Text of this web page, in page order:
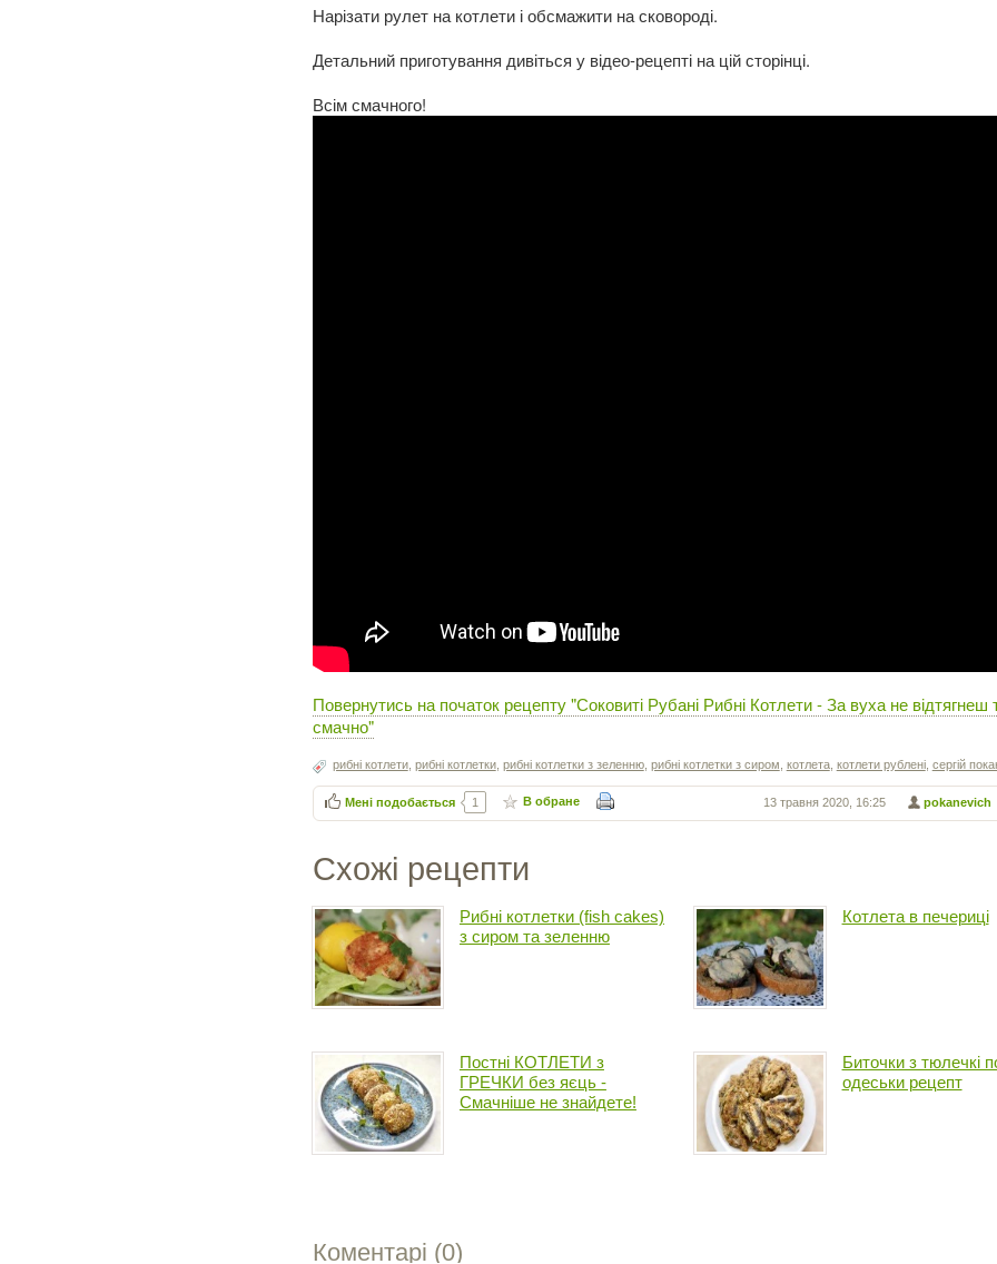
Нарізати рулет на котлети і обсмажити на сковороді.
Детальний приготування дивіться у відео-рецепті на цій сторінці.
Всім смачного!
Повернутись на початок рецепту "Соковиті Рубані Рибні Котлети - За вуха не відтягнеш
смачно"
рибні котлети, рибні котлетки, рибні котлетки з зеленню, рибні котлетки з сиром котлета, котлети рублені, сергiй
pokanevich
13 травня 2020, 16:25
Мені подобається 1 В обране
Схожі рецепти
Рибні котлетки (fish cakes)
з сиром та зеленню
Котлета в печериці
Постні КОТЛЕТИ з
ГРЕЧКИ без яєць -
Смачніше не знайдете!
Биточки з тюлечкі
одеськи рецепт
Коментарі (0)